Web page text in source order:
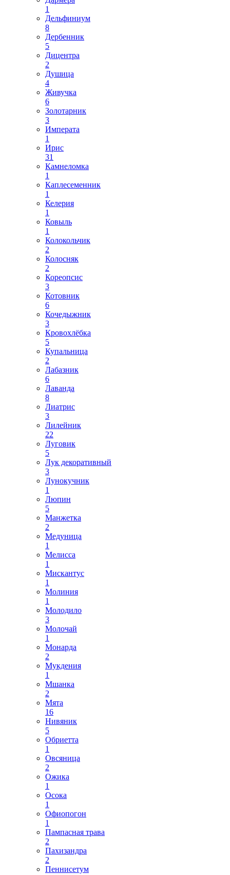
1
Дельфиниум
8
Дербенник
5
Дицентра
2
Душица
4
Живучка
6
Золотарник
3
Императа
1
Ирис
31
Камнеломка
1
Каплесеменник
1
Келерия
1
Ковыль
1
Колокольчик
2
Колосняк
2
Кореопсис
3
Котовник
6
Кочедыжник
3
Кровохлёбка
5
Купальница
2
Лабазник
6
Лаванда
8
Лиатрис
3
Лилейник
22
Луговик
5
Лук декоративный
3
Лунокучник
1
Люпин
5
Манжетка
2
Медуница
1
Мелисса
1
Мискантус
1
Молиния
1
Молодило
3
Молочай
1
Монарда
2
Мукдения
1
Мшанка
2
Мята
16
Нивяник
5
Обриетта
1
Овсяница
2
Ожика
1
Осока
1
Офиопогон
1
Пампасная трава
2
Пахизандра
2
Пеннисетум